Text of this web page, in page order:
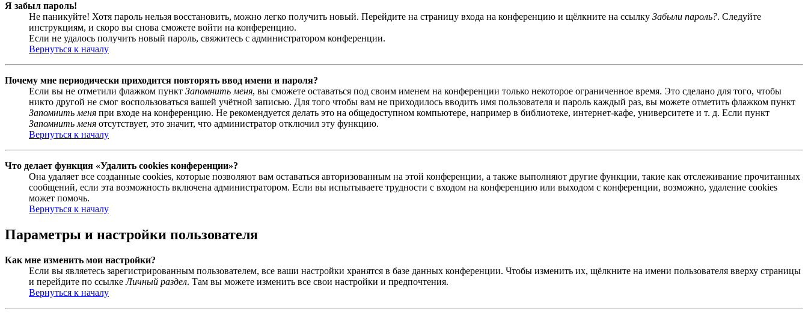
Я забыл пароль!
Не паникуйте! Хотя пароль нельзя восстановить, можно легко получить новый. Перейдите на страницу входа на конференцию и щёлкните на ссылку Забыли пароль?. Следуйте
инструкциям, и скоро вы снова сможете войти на конференцию.
Если не удалось получить новый пароль, свяжитесь с администратором конференции.
Вернуться к началу
Почему мне периодически приходится повторять ввод имени и пароля?
Если вы не отметили флажком пункт Запомнить меня, вы сможете оставаться под своим именем на конференции только некоторое ограниченное время. Это сделано для того, чтобы
никто другой не смог воспользоваться вашей учётной записью. Для того чтобы вам не приходилось вводить имя пользователя и пароль каждый раз, вы можете отметить флажком пункт
Запомнить меня при входе на конференцию. Не рекомендуется делать это на общедоступном компьютере, например в библиотеке, интернет-кафе, университете и т. д. Если пункт
Запомнить меня отсутствует, это значит, что администратор отключил эту функцию.
Вернуться к началу
Что делает функция «Удалить cookies конференции»?
Она удаляет все созданные cookies, которые позволяют вам оставаться авторизованным на этой конференции, а также выполняют другие функции, такие как отслеживание прочитанных
сообщений, если эта возможность включена администратором. Если вы испытываете трудности с входом на конференцию или выходом с конференции, возможно, удаление cookies
может помочь.
Вернуться к началу
Параметры и настройки пользователя
Как мне изменить мои настройки?
Если вы являетесь зарегистрированным пользователем, все ваши настройки хранятся в базе данных конференции. Чтобы изменить их, щёлкните на имени пользователя вверху страницы
и перейдите по ссылкеЛичный раздел. Там вы можете изменить все свои настройки и предпочтения.
Вернуться к началу